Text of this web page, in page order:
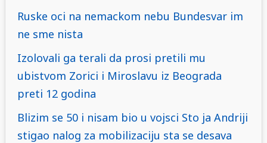
Ruske oci na nemackom nebu Bundesvar im
ne sme nista
Izolovali ga terali da prosi pretili mu
ubistvom Zorici i Miroslavu iz Beograda
preti 12 godina
Blizim se 50 i nisam bio u vojsci Sto ja Andriji
stigao nalog za mobilizaciju sta se desava